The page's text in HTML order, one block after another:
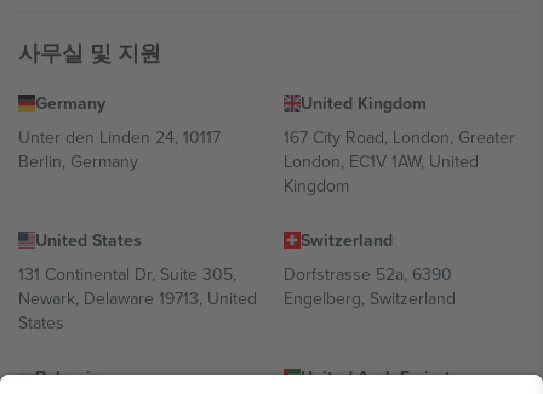
사무실 및 지원
Germany
Unter den Linden 24, 10117
Berlin, Germany
United Kingdom
167 City Road, London, Greater
London, EC1V 1AW, United
Kingdom
United States
131 Continental Dr, Suite 305,
Newark, Delaware 19713, United
States
Switzerland
Dorfstrasse 52a, 6390
Engelberg, Switzerland
Bulgaria United Arab Emirates